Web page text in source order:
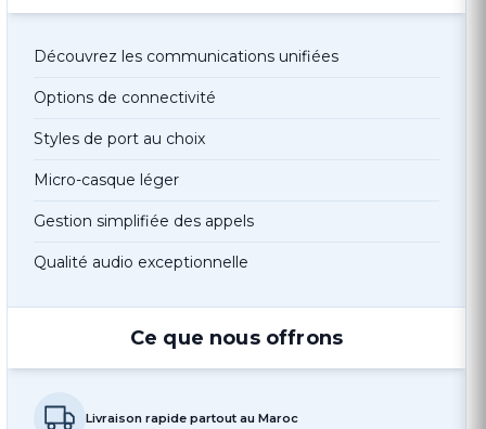
Découvrez les communications unifiées
Options de connectivité
Styles de port au choix
Micro-casque léger
Gestion simplifiée des appels
Qualité audio exceptionnelle
Ce que nous offrons
Livraison rapide partout au Maroc